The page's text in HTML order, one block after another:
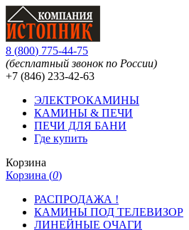
8 (800) 775-44-75
(бесплатный звонок по России)
+7 (846) 233-42-63
ЭЛЕКТРОКАМИНЫ
КАМИНЫ & ПЕЧИ
ПЕЧИ ДЛЯ БАНИ
Где купить
Корзина
Корзина (0)
РАСПРОДАЖА !
КАМИНЫ ПОД ТЕЛЕВИЗОР
ЛИНЕЙНЫЕ ОЧАГИ